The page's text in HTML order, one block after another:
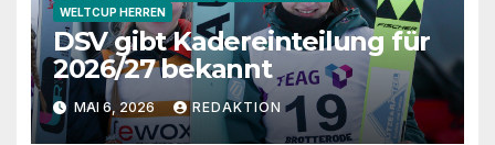
WELTCUP HERREN
DSV gibt Kadereinteilung für
2026/27 bekannt
MAI 6, 2026 REDAKTION